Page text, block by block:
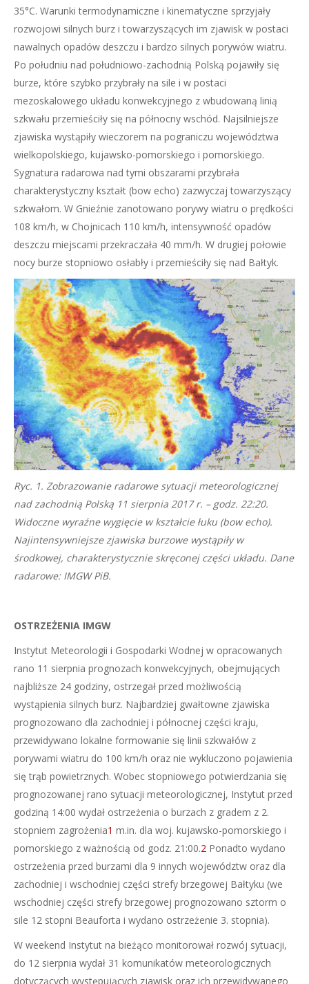
35°C. Warunki termodynamiczne i kinematyczne sprzyjały
rozwojowi silnych burz i towarzyszących im zjawisk w postaci
nawalnych opadów deszczu i bardzo silnych porywów wiatru.
Po południu nad południowo-zachodnią Polską pojawiły się
burze, które szybko przybrały na sile i w postaci
mezoskalowego układu konwekcyjnego z wbudowaną linią
szkwału przemieściły się na północny wschód. Najsilniejsze
zjawiska wystąpiły wieczorem na pograniczu województwa
wielkopolskiego, kujawsko-pomorskiego i pomorskiego.
Sygnatura radarowa nad tymi obszarami przybrała
charakterystyczny kształt (bow echo) zazwyczaj towarzyszący
szkwałom. W Gnieźnie zanotowano porywy wiatru o prędkości
108 km/h, w Chojnicach 110 km/h, intensywność opadów
deszczu miejscami przekraczała 40 mm/h. W drugiej połowie
nocy burze stopniowo osłabły i przemieściły się nad Bałtyk.
Ryc. 1. Zobrazowanie radarowe sytuacji meteorologicznej
nad zachodnią Polską 11 sierpnia 2017 r. – godz. 22:20.
Widoczne wyraźne wygięcie w kształcie łuku (bow echo).
Najintensywniejsze zjawiska burzowe wystąpiły w
środkowej, charakterystycznie skręconej części układu. Dane
radarowe: IMGW PiB.
OSTRZEŻENIA IMGW
Instytut Meteorologii i Gospodarki Wodnej w opracowanych
rano 11 sierpnia prognozach konwekcyjnych, obejmujących
najbliższe 24 godziny, ostrzegał przed możliwością
wystąpienia silnych burz. Najbardziej gwałtowne zjawiska
prognozowano dla zachodniej i północnej części kraju,
przewidywano lokalne formowanie się linii szkwałów z
porywami wiatru do 100 km/h oraz nie wykluczono pojawienia
się trąb powietrznych. Wobec stopniowego potwierdzania się
prognozowanej rano sytuacji meteorologicznej, Instytut przed
godziną 14:00 wydał ostrzeżenia o burzach z gradem z 2.
stopniem zagrożenia1 m.in. dla woj. kujawsko-pomorskiego i
pomorskiego z ważnością od godz. 21:00.2 Ponadto wydano
ostrzeżenia przed burzami dla 9 innych województw oraz dla
zachodniej i wschodniej części strefy brzegowej Bałtyku (we
wschodniej części strefy brzegowej prognozowano sztorm o
sile 12 stopni Beauforta i wydano ostrzeżenie 3. stopnia).
W weekend Instytut na bieżąco monitorował rozwój sytuacji,
do 12 sierpnia wydał 31 komunikatów meteorologicznych
dotyczących występujących zjawisk oraz ich przewidywanego